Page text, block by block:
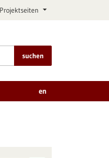
Projektseiten
suchen
en